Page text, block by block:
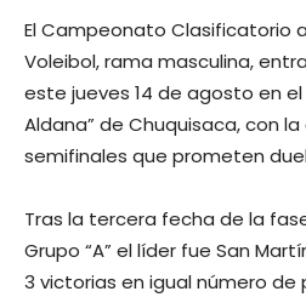
El Campeonato Clasificatorio
Voleibol, rama masculina,
este jueves 14 de agosto en el
Aldana” de Chuquisaca, con
semifinales que prometen
Tras la tercera fecha de la
Grupo “A” el líder fue San
3 victorias en igual número